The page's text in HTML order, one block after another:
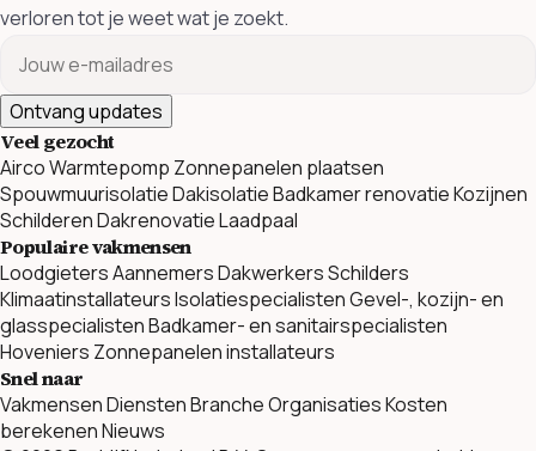
verloren tot je weet wat je zoekt.
Ontvang updates
Veel gezocht
AircoWarmtepomp Zonnepanelen plaatsen
SpouwmuurisolatieDakisolatieBadkamer renovatieKozijnen
SchilderenDakrenovatieLaadpaal
Populaire vakmensen
LoodgietersAannemersDakwerkersSchilders
KlimaatinstallateursIsolatiespecialistenGevel-, kozijn- en
glasspecialistenBadkamer- en sanitairspecialisten
Hoveniers Zonnepanelen installateurs
Snel naar
VakmensenDienstenBranche OrganisatiesKosten
berekenenNieuws